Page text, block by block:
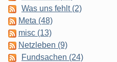
Was uns fehlt (2)
Meta (48)
misc (13)
Netzleben (9)
Fundsachen (24)